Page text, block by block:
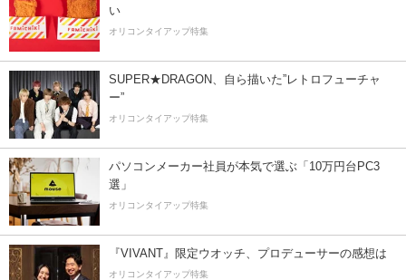
い
オリコンタイアップ特集
SUPER★DRAGON、自ら描いた”レトロフューチャ
ー”
オリコンタイアップ特集
パソコンメーカー社員が本気で選ぶ「10万円台PC3
選」
オリコンタイアップ特集
『VIVANT』限定ウオッチ、プロデューサーの感想は
オリコンタイアップ特集